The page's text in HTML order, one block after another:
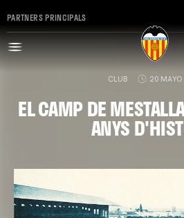
PARTNERS PRINCIPALS
CLUB 20
EL CAMP DE
ANYS